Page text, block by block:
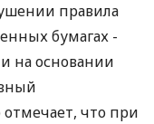
правила
бумагах -
на основании
отмечает, что при